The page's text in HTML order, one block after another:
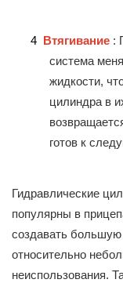
4 Втягивание :
система
жидкости,
цилиндра в
готов к
Гидравлические
популярны в
создавать
относительно
неиспользования.